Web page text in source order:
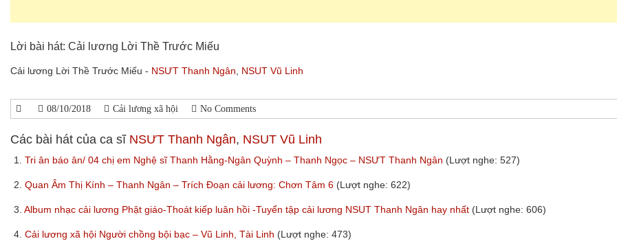
Lời bài hát: Cải lương Lời Thề Trước Miếu
Cải lương Lời Thề Trước Miếu - NSƯT Thanh Ngân NSUT Vũ Linh
08/10/2018 Cải lương xã hội No Comments
Các bài hát của ca sĩ NSƯT Thanh Ngân, NSUT Vũ Linh
1. Tri ân báo ân/ 04 chị em Nghệ sĩ Thanh Hằng-Ngân Quỳnh – Thanh Ngọc – NSƯT Thanh Ngân (Lượt nghe: 527)
2. Quan Âm Thị Kính – Thanh Ngân – Trích Đoạn cải lương: Chơn Tâm 6 (Lượt nghe: 622)
3. Album nhạc cải lương Phật giáo-Thoát kiếp luân hồi -Tuyển tập cải lương NSUT Thanh Ngân hay nhất (Lượt nghe: 606)
4. Cải lương xã hội Người chồng bội bạc – Vũ Linh, Tài Linh (Lượt nghe: 473)